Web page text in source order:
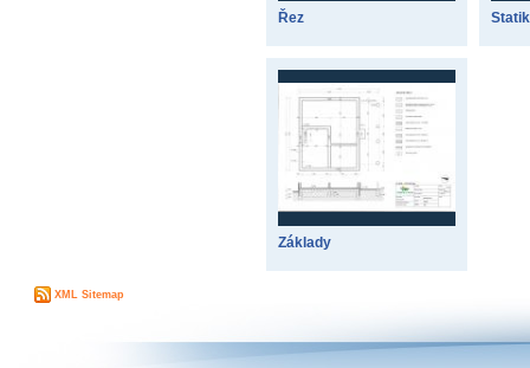
Řez
Základy
XML Sitemap